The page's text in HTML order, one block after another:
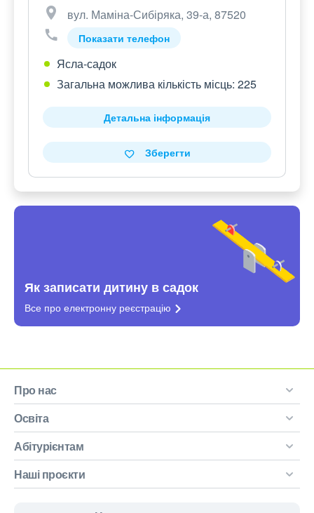
вул. Маміна-Сибіряка, 39-а, 87520
Показати телефон
Ясла-садок
Загальна можлива кількість місць: 225
Детальна інформація
Зберегти
Як записати дитину в садок
Все про електронну реєстрацію
Про нас
Освіта
Абітурієнтам
Наші проєкти